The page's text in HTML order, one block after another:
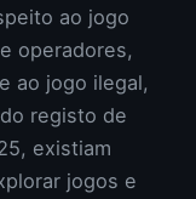
ao jogo
operadores,
ao jogo ilegal,
registo de
existiam
jogos e